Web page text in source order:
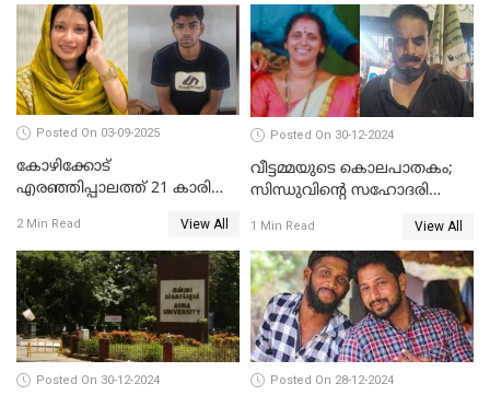
Posted On 03-09-2025
കോഴിക്കോട്
എരഞ്ഞിപ്പാലത്ത് 21 കാരി
കൂടുതൽ അന്വേഷണത്തിന്
പൊലീസ്
2 Min Read View All
Posted On 30-12-2024
വീട്ടമ്മയുടെ കൊലപാതകം;
സിന്ധുവിന്റെ സഹോദരി
1 Min Read View All
Posted On 30-12-2024 Posted On 28-12-2024